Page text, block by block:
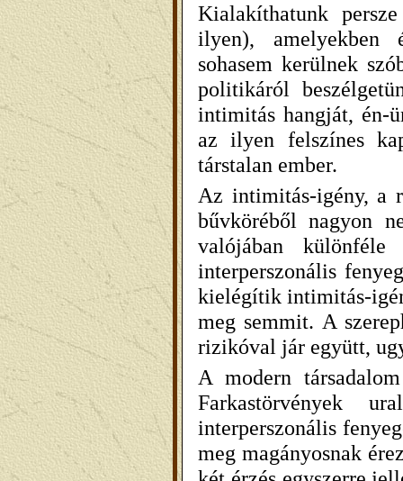
Kialakíthatunk
ilyen), amelyekben
sohasem kerülnek
politikáról
intimitás hangját, én-
az ilyen felszínes
társtalan ember.
Az intimitás-igény, a
bűvköréből nagyon
valójában különféle
interperszonális
kielégítik intimitás-
meg semmit. A
rizikóval jár együtt,
A modern
Farkastörvények
interperszonális
meg magányosnak